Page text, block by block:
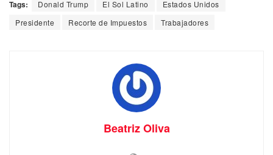
Tags: Donald Trump El Sol Latino
Estados Unidos
Presidente
Recorte de Impuestos Trabajadores
Beatriz Oliva